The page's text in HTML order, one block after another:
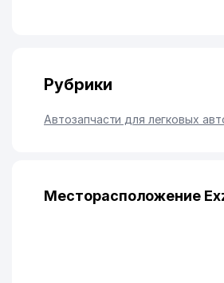
Рубрики
Автозапчасти для легковых
Месторасположение